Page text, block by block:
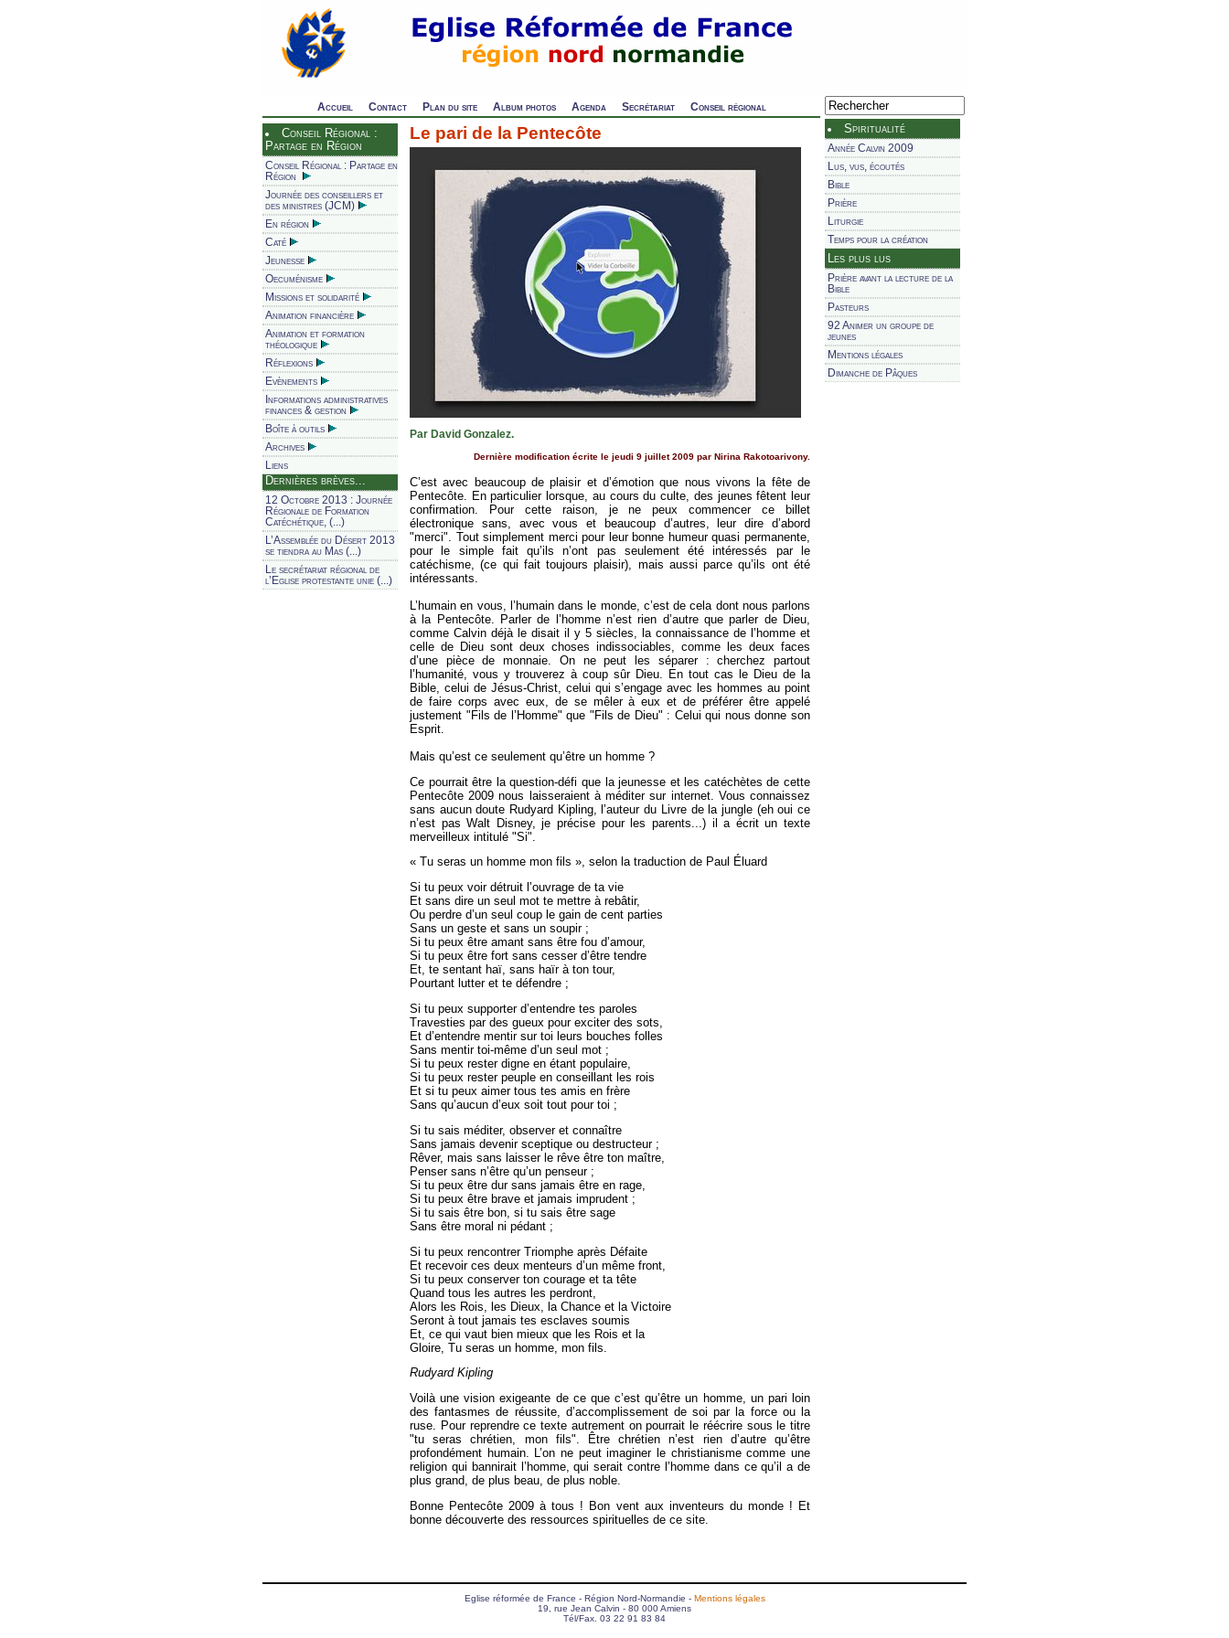
Accueil Contact Plan du site Album photos Agenda Secrétariat Conseil régional
Conseil Régional :
Partage en Région
Conseil Régional : Partage en
Région
Journée des conseillers et
des ministres (JCM)
En région
Caté
Jeunesse
Oecuménisme
Missions et solidarité
Animation financière
Animation et formation
théologique
Réflexions
Evènements
Informations administratives
finances & gestion
Boîte à outils
Archives
Liens
Dernières brèves...
12 Octobre 2013 : Journée
Régionale de Formation
Catéchétique, (...)
L’Assemblée du Désert 2013
se tiendra au Mas (...)
Le secrétariat régional de
l’Eglise protestante unie (...)
Spiritualité
Année Calvin 2009
Lus, vus, écoutés
Bible
Prière
Liturgie
Temps pour la création
Les plus lus
Prière avant la lecture de la
Bible
Pasteurs
92 Animer un groupe de
jeunes
Mentions légales
Dimanche de Pâques
Le pari de la Pentecôte
Par David Gonzalez.
Dernière modification écrite le jeudi 9 juillet 2009 par Nirina Rakotoarivony.
C’est avec beaucoup de plaisir et d’émotion que nous vivons la fête de
Pentecôte. En particulier lorsque, au cours du culte, des jeunes fêtent leur
confirmation. Pour cette raison, je ne peux commencer ce billet
électronique sans, avec vous et beaucoup d’autres, leur dire d’abord
"merci". Tout simplement merci pour leur bonne humeur quasi permanente,
pour le simple fait qu’ils n’ont pas seulement été intéressés par le
catéchisme, (ce qui fait toujours plaisir), mais aussi parce qu’ils ont été
intéressants.
L’humain en vous, l’humain dans le monde, c’est de cela dont nous parlons
à la Pentecôte. Parler de l’homme n’est rien d’autre que parler de Dieu,
comme Calvin déjà le disait il y 5 siècles, la connaissance de l’homme et
celle de Dieu sont deux choses indissociables, comme les deux faces
d’une pièce de monnaie. On ne peut les séparer : cherchez partout
l’humanité, vous y trouverez à coup sûr Dieu. En tout cas le Dieu de la
Bible, celui de Jésus-Christ, celui qui s’engage avec les hommes au point
de faire corps avec eux, de se mêler à eux et de préférer être appelé
justement "Fils de l’Homme" que "Fils de Dieu" : Celui qui nous donne son
Esprit.
Mais qu’est ce seulement qu’être un homme ?
Ce pourrait être la question-défi que la jeunesse et les catéchètes de cette
Pentecôte 2009 nous laisseraient à méditer sur internet. Vous connaissez
sans aucun doute Rudyard Kipling, l’auteur du Livre de la jungle (eh oui ce
n’est pas Walt Disney, je précise pour les parents...) il a écrit un texte
merveilleux intitulé "Si".
« Tu seras un homme mon fils », selon la traduction de Paul Éluard
Si tu peux voir détruit l’ouvrage de ta vie
Et sans dire un seul mot te mettre à rebâtir,
Ou perdre d’un seul coup le gain de cent parties
Sans un geste et sans un soupir ;
Si tu peux être amant sans être fou d’amour,
Si tu peux être fort sans cesser d’être tendre
Et, te sentant haï, sans haïr à ton tour,
Pourtant lutter et te défendre ;
Si tu peux supporter d’entendre tes paroles
Travesties par des gueux pour exciter des sots,
Et d’entendre mentir sur toi leurs bouches folles
Sans mentir toi-même d’un seul mot ;
Si tu peux rester digne en étant populaire,
Si tu peux rester peuple en conseillant les rois
Et si tu peux aimer tous tes amis en frère
Sans qu’aucun d’eux soit tout pour toi ;
Si tu sais méditer, observer et connaître
Sans jamais devenir sceptique ou destructeur ;
Rêver, mais sans laisser le rêve être ton maître,
Penser sans n’être qu’un penseur ;
Si tu peux être dur sans jamais être en rage,
Si tu peux être brave et jamais imprudent ;
Si tu sais être bon, si tu sais être sage
Sans être moral ni pédant ;
Si tu peux rencontrer Triomphe après Défaite
Et recevoir ces deux menteurs d’un même front,
Si tu peux conserver ton courage et ta tête
Quand tous les autres les perdront,
Alors les Rois, les Dieux, la Chance et la Victoire
Seront à tout jamais tes esclaves soumis
Et, ce qui vaut bien mieux que les Rois et la
Gloire, Tu seras un homme, mon fils.
Rudyard Kipling
Voilà une vision exigeante de ce que c’est qu’être un homme, un pari loin
des fantasmes de réussite, d’accomplissement de soi par la force ou la
ruse. Pour reprendre ce texte autrement on pourrait le réécrire sous le titre
"tu seras chrétien, mon fils". Être chrétien n’est rien d’autre qu’être
profondément humain. L’on ne peut imaginer le christianisme comme une
religion qui bannirait l’homme, qui serait contre l’homme dans ce qu’il a de
plus grand, de plus beau, de plus noble.
Bonne Pentecôte 2009 à tous ! Bon vent aux inventeurs du monde ! Et
bonne découverte des ressources spirituelles de ce site.
Eglise réformée de France - Région Nord-Normandie - Mentions légales
19, rue Jean Calvin - 80 000 Amiens
Tél/Fax. 03 22 91 83 84